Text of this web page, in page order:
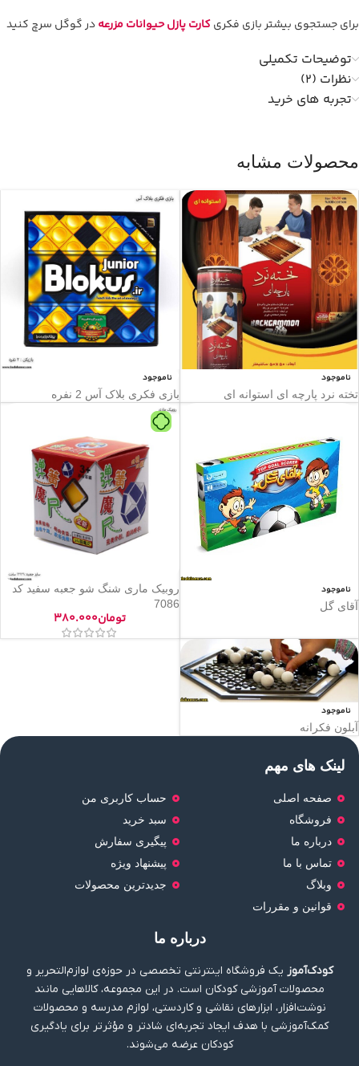
برای جستجوی بیشتر بازی فکریکارت پازل حیوانات مزرعهدر گوگل سرچ کنید
توضیحات تکمیلی
نظرات (2)
تجربه های خرید
محصولات مشابه
ناموجود
تخته نرد پارچه ای استوانه ای
ناموجود
بازی فکری بلاک آس 2 نفره
ناموجود
آقای گل
روبیک ماری شنگ شو جعبه سفید کد
7086
تومان۳۸۰.۰۰۰
ناموجود
آبلون فکرانه
لینک های مهم
صفحه اصلی
فروشگاه
درباره ما
تماس با ما
وبلاگ
قوانین و مقررات
حساب کاربری من
سبد خرید
پیگیری سفارش
پیشنهاد ویژه
جدیدترین محصولات
درباره ما
کودک‌آموز یک فروشگاه اینترنتی تخصصی در حوزه‌ی لوازم‌التحریر و
محصولات آموزشی کودکان است. در این مجموعه، کالاهایی مانند
نوشت‌افزار، ابزارهای نقاشی و کاردستی، لوازم مدرسه و محصولات
کمک‌آموزشی با هدف ایجاد تجربه‌ای شادتر و مؤثرتر برای یادگیری
کودکان عرضه می‌شوند.